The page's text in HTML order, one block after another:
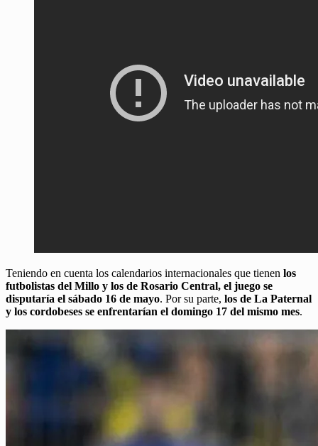
Teniendo en cuenta los calendarios internacionales que tienen los
futbolistas del Millo y los de Rosario Central, el juego se
disputaría el sábado 16 de mayo. Por su parte, los de La Paternal
y los cordobeses se enfrentarían el domingo 17 del mismo mes.